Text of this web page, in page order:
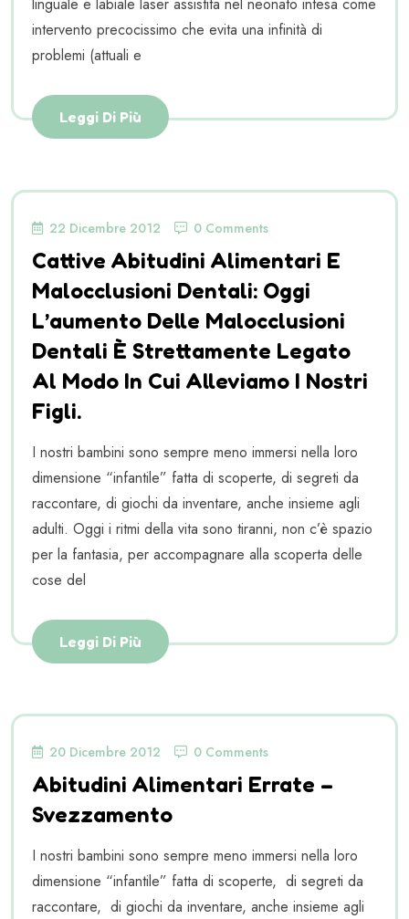
linguale e labiale laser assistita nel neonato intesa come
intervento precocissimo che evita una infinità di
problemi (attuali e
Leggi Di Più
22 Dicembre 2012 0 Comments
Cattive Abitudini Alimentari E
Malocclusioni Dentali: Oggi
L’aumento Delle Malocclusioni
Dentali È Strettamente Legato
Al Modo In Cui Alleviamo I Nostri
Figli.
I nostri bambini sono sempre meno immersi nella loro
dimensione “infantile” fatta di scoperte, di segreti da
raccontare, di giochi da inventare, anche insieme agli
adulti. Oggi i ritmi della vita sono tiranni, non c’è spazio
per la fantasia, per accompagnare alla scoperta delle
cose del
Leggi Di Più
20 Dicembre 2012 0 Comments
Abitudini Alimentari Errate –
Svezzamento
I nostri bambini sono sempre meno immersi nella loro
dimensione “infantile” fatta di scoperte, di segreti da
raccontare, di giochi da inventare, anche insieme agli